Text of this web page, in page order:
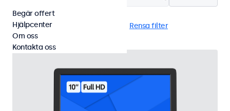
10 tums bildskärmar Rensa filter
Begär offert
Hjälpcenter
Om oss
Kontakta oss